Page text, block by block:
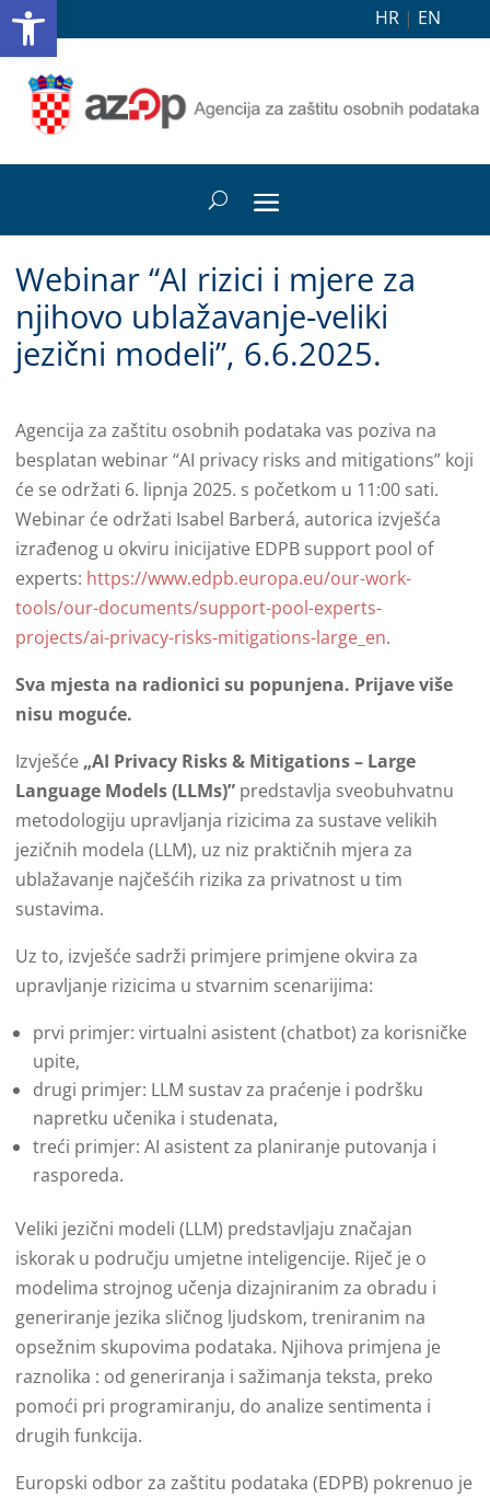
HR | EN
Webinar “AI rizici i mjere za
njihovo ublažavanje-veliki
jezični modeli”, 6.6.2025.
Agencija za zaštitu osobnih podataka vas poziva na
besplatan webinar “AI privacy risks and mitigations” koji
će se održati 6. lipnja 2025. s početkom u 11:00 sati.
Webinar će održati Isabel Barberá, autorica izvješća
izrađenog u okviru inicijative EDPB support pool of
experts: https://www.edpb.europa.eu/our-work-
tools/our-documents/support-pool-experts-
projects/ai-privacy-risks-mitigations-large_en.
Sva mjesta na radionici su popunjena. Prijave više
nisu moguće.
Izvješće „AI Privacy Risks & Mitigations – Large
Language Models (LLMs)” predstavlja sveobuhvatnu
metodologiju upravljanja rizicima za sustave velikih
jezičnih modela (LLM), uz niz praktičnih mjera za
ublažavanje najčešćih rizika za privatnost u tim
sustavima.
Uz to, izvješće sadrži primjere primjene okvira za
upravljanje rizicima u stvarnim scenarijima:
prvi primjer: virtualni asistent (chatbot) za korisničke
upite,
drugi primjer: LLM sustav za praćenje i podršku
napretku učenika i studenata,
treći primjer: AI asistent za planiranje putovanja i
rasporeda.
Veliki jezični modeli (LLM) predstavljaju značajan
iskorak u području umjetne inteligencije. Riječ je o
modelima strojnog učenja dizajniranim za obradu i
generiranje jezika sličnog ljudskom, treniranim na
opsežnim skupovima podataka. Njihova primjena je
raznolika : od generiranja i sažimanja teksta, preko
pomoći pri programiranju, do analize sentimenta i
drugih funkcija.
Europski odbor za zaštitu podataka (EDPB) pokrenuo je